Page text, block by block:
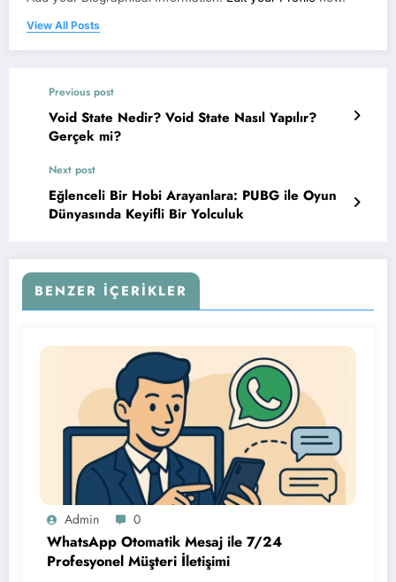
View All Posts
Previous post
Void State Nedir? Void State Nasıl Yapılır?
Gerçek mi?
Next post
Eğlenceli Bir Hobi Arayanlara: PUBG ile Oyun
Dünyasında Keyifli Bir Yolculuk
BENZER İÇERIKLER
Admin 0
WhatsApp Otomatik Mesaj ile 7/24
Profesyonel Müşteri İletişimi